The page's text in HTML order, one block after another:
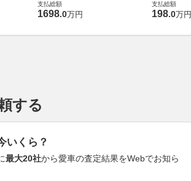
支払総額
1698.0万円
支払総額
198.0万円
する
いくら？
最大20社から愛車の査定結果をWebでお知ら